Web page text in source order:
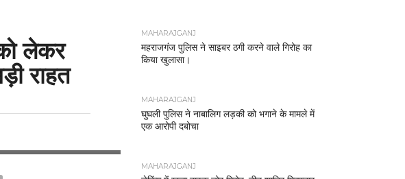
को लेकर
राहत
MAHARAJGANJ
महराजगंज पुलिस ने साइबर ठगी करने वाले गिरोह का
किया खुलासा।
MAHARAJGANJ
घुघली पुलिस ने नाबालिग लड़की को भगाने के मामले में
एक आरोपी दबोचा
MAHARAJGANJ